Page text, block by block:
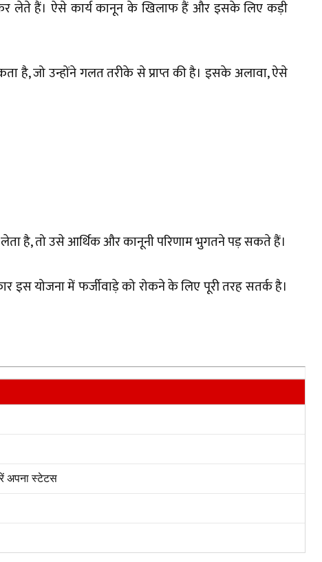
कर लेते हैं। ऐसे कार्य कानून के खिलाफ हैं और इसके लिए कड़ी
है, जो उन्होंने गलत तरीके से प्राप्त की है। इसके अलावा, ऐसे
है, तो उसे आर्थिक और कानूनी परिणाम भुगतने पड़ सकते हैं।
इस योजना में फर्जीवाड़े को रोकने के लिए पूरी तरह सतर्क है।
अपना स्टेटस